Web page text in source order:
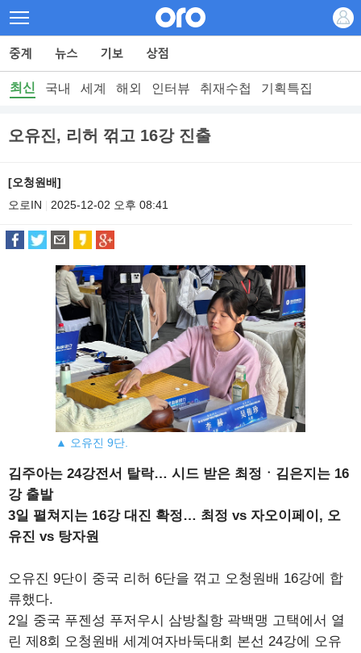
최신 국내 세계 해외 인터뷰 취재수첩 기획특집
오유진, 리허 꺾고 16강 진출
[오청원배]
오로IN
2025-12-02 오후 08:41
▲ 오유진 9단.
김주아는 24강전서 탈락… 시드 받은 최정ㆍ김은지는 16
강 출발
3일 펼쳐지는 16강 대진 확정… 최정 vs 자오이페이, 오
유진 vs 탕자원
오유진 9단이 중국 리허 6단을 꺾고 오청원배 16강에 합
류했다.
2일 중국 푸젠성 푸저우시 삼방칠항 곽백맹 고택에서 열
린 제8회 오청원배 세계여자바둑대회 본선 24강에 오유